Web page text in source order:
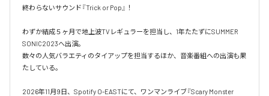
終わらないサウンド『Trick or Pop』！
わずか結成５ヶ月で地上波TVレギュラーを担当し、1年たたずにSUMMER
SONIC2023へ出演。
数々の人気バラエティのタイアップを担当するほか、音楽番組への出演も果
たしている。
2026年11月9日、Spotify O-EASTにて、ワンマンライブ『Scary Monster